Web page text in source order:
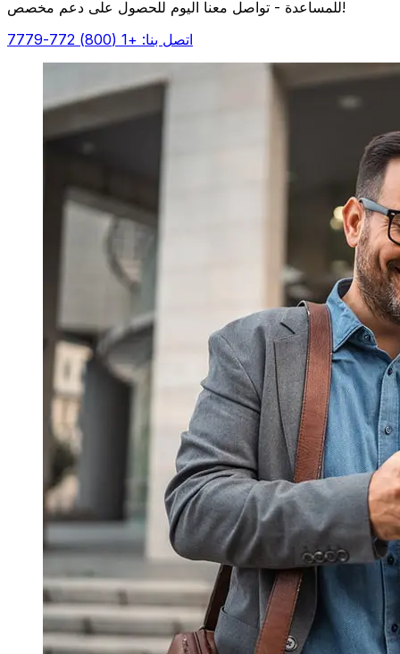
للمساعدة - تواصل معنا اليوم للحصول على دعم مخصص!
اتصل بنا: +1 (800) 772-7779